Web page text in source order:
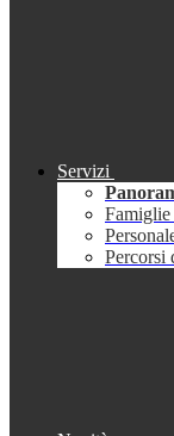
Servizi
Famiglie
Percorsi